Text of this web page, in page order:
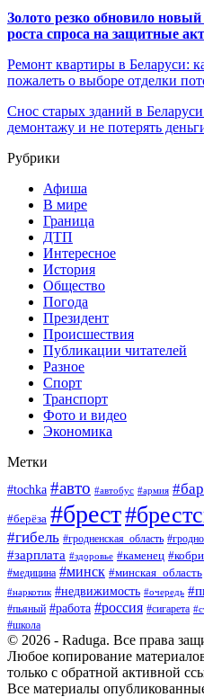
Золото резко обновило
роста спроса на защитные
Ремонт квартиры в Беларуси:
пожалеть о выборе отделки
Снос старых зданий в
демонтажу и не потерять
Рубрики
Афиша
В мире
Граница
ДТП
Интересное
История
Общество
Погода
Президент
Происшествия
Публикации читателей
Разное
Спорт
Транспорт
Фото и видео
Экономика
Метки
#tochka #авто #автобус #армия
#берёза #брест
#гибель #гродненская_область #гродно
#зарплата #здоровье #каменец
#медицина #минск #минская_область
#наркотик #недвижимость #очередь
#пьяный #работа #россия #сигарета
#школа
© 2026 - Raduga. Все права
Любое копирование
только с обратной активной
Все материалы